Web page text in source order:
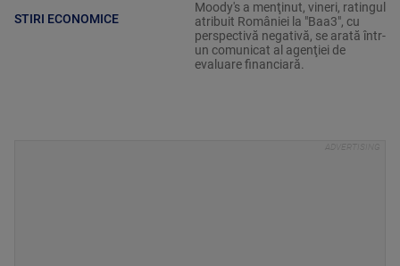
STIRI ECONOMICE
Moody's a menţinut, vineri, ratingul
atribuit României la "Baa3", cu
perspectivă negativă, se arată într-
un comunicat al agenţiei de
evaluare financiară.